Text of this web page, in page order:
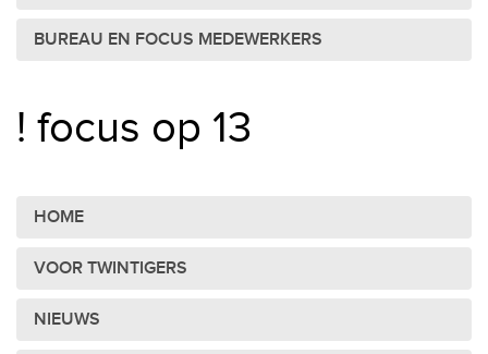
BUREAU EN FOCUS MEDEWERKERS
! focus op 13
HOME
VOOR TWINTIGERS
NIEUWS